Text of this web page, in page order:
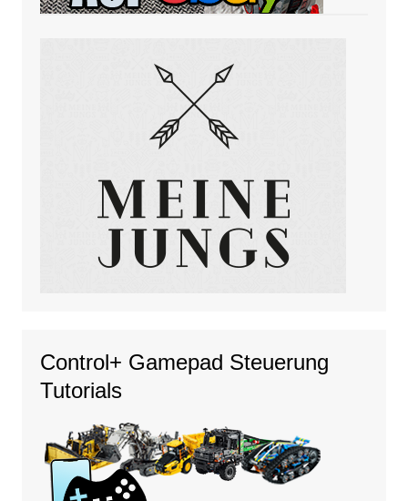
Control+ Gamepad Steuerung
Tutorials